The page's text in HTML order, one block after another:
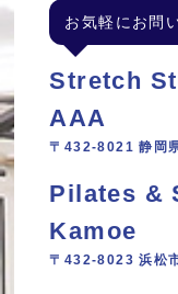
お気軽にお問
Stretch
AAA
〒432-8021 静岡
Pilates &
Kamoe
〒432-8023 浜松